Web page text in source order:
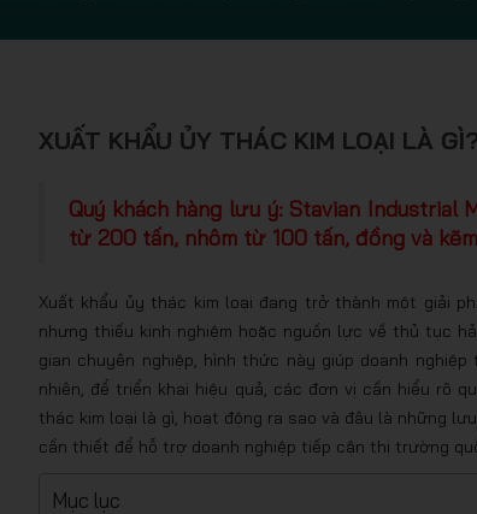
XUẤT KHẨU ỦY THÁC KIM LOẠI LÀ
Quý khách hàng lưu ý: Stavian
từ 200 tấn, nhôm từ 100 tấn, đồng và
Xuất khẩu ủy thác kim loại đang trở thành một giải
nhưng thiếu kinh nghiệm hoặc nguồn lực về thủ tục
gian chuyên nghiệp, hình thức này giúp doanh
nhiên, để triển khai hiệu quả, các đơn vị cần hiểu rõ
thác kim loại là gì, hoạt động ra sao và đâu là những
cần thiết để hỗ trợ doanh nghiệp tiếp cận thị trường
Mục lục